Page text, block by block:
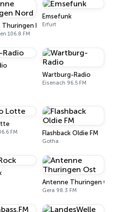
Thuringen Nord
106.8 FM
Emsefunk
Erfurt
Wartburg-Radio
Eisenach 96.5 FM
FM Flashback Oldie FM
Gotha
Antenne Thuringen Ost
Gera 98.3 FM